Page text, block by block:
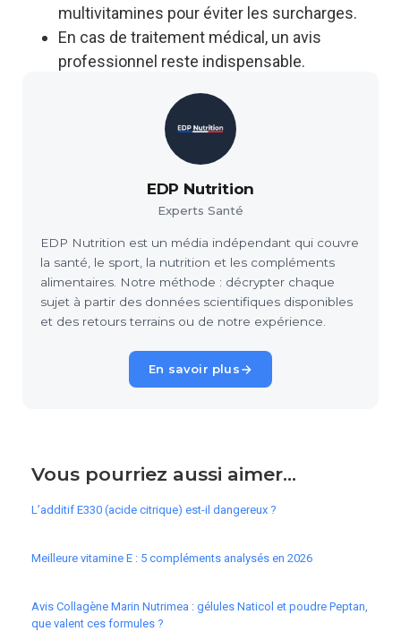
multivitamines pour éviter les surcharges.
En cas de traitement médical, un avis
professionnel reste indispensable.
EDP Nutrition
Experts Santé
EDP Nutrition est un média indépendant qui couvre
la santé, le sport, la nutrition et les compléments
alimentaires. Notre méthode : décrypter chaque
sujet à partir des données scientifiques disponibles
et des retours terrains ou de notre expérience.
En savoir plus
Vous pourriez aussi aimer...
L’additif E330 (acide citrique) est-il dangereux ?
Meilleure vitamine E : 5 compléments analysés en 2026
Avis Collagène Marin Nutrimea : gélules Naticol et poudre Peptan,
que valent ces formules ?